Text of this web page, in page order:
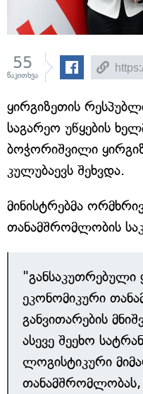
55
წაკითხვა
ყირგიზეთის
საგარეო უწყების
ბოჭორიშვილი
კულუბაევს შეხვდა.
მინისტრებმა
თანამშრომლობის
"განსაკუთრებული
ეკონომიკური
განვითარების
ასევე შეეხო
ლოგისტიკური